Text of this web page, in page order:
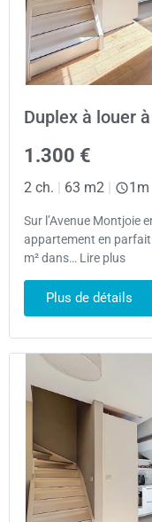
Duplex à louer
1.300 €
2 ch. 63 m2 1m
Sur l’Avenue Montjoie
appartement en parfait
m² dans… Lire plus
Plus de détails